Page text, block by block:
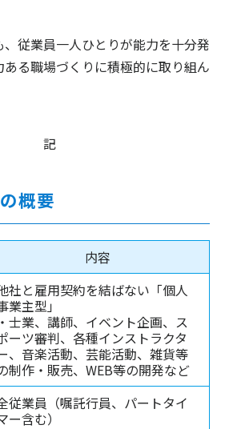
従業員一人ひとりが能力を十分発
る職場づくりに積極的に取り組ん
記
概要
内容
社と雇用契約を結ばない「個人
業主型」
・士業、講師、イベント企画、ス
ーツ審判、各種インストラクタ
、音楽活動、芸能活動、雑貨等
制作・販売、WEB等の開発など
従業員（嘱託行員、パートタイ
ー含む）